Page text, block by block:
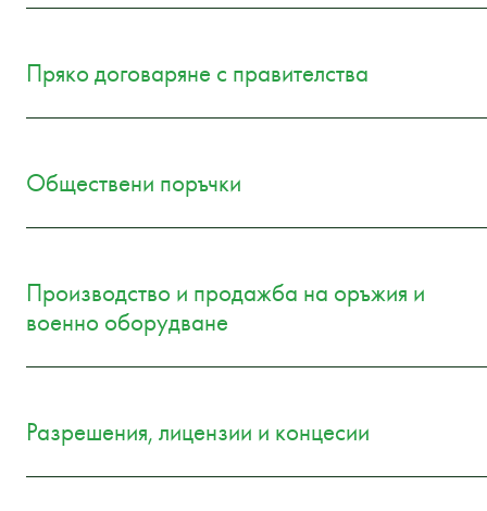
Пряко договаряне с правителства
Обществени поръчки
Производство и продажба на оръжия и
военно оборудване
Разрешения, лицензии и концесии